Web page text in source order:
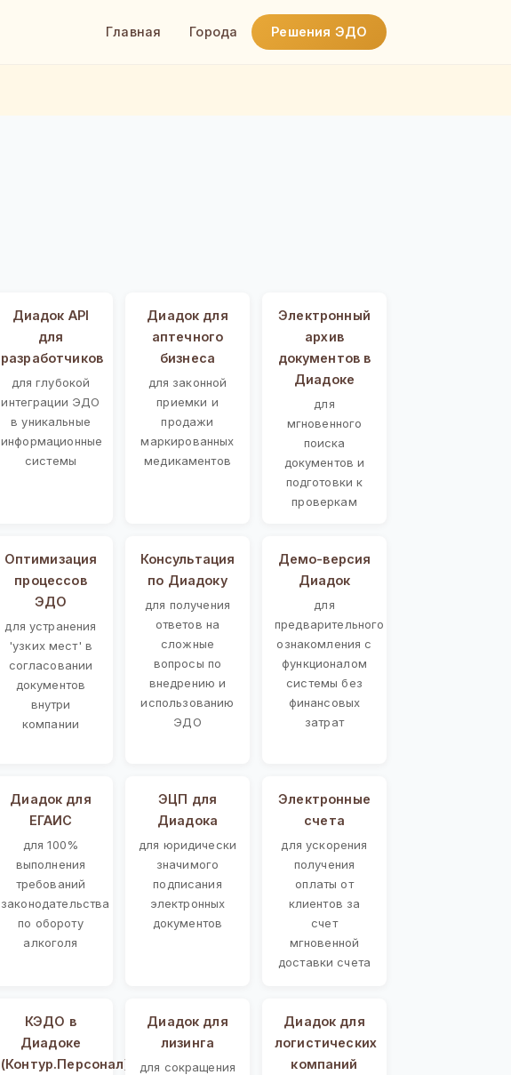
Главная Города Решения ЭДО
Диадок API
для
разработчиков
для глубокой
интеграции ЭДО
в уникальные
информационные
системы
Диадок для
аптечного
бизнеса
для законной
приемки и
продажи
маркированных
медикаментов
Электронный
архив
документов в
Диадоке
для
мгновенного
поиска
документов и
подготовки к
проверкам
Оптимизация
процессов
ЭДО
для устранения
'узких мест' в
согласовании
документов
внутри
компании
Консультация
по Диадоку
для получения
ответов на
сложные
вопросы по
внедрению и
использованию
ЭДО
Демо-версия
Диадок
для
предварительного
ознакомления с
функционалом
системы без
финансовых
затрат
Диадок для
ЕГАИС
для 100%
выполнения
требований
законодательства
по обороту
алкоголя
ЭЦП для
Диадока
для юридически
значимого
подписания
электронных
документов
Электронные
счета
для ускорения
получения
оплаты от
клиентов за
счет
мгновенной
доставки счета
КЭДО в
Диадоке
(Контур.Персонал)
Диадок для
лизинга
для сокращения
Диадок для
логистических
компаний